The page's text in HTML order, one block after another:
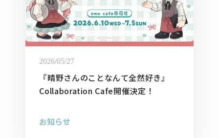
2026/05/27
『晴野さんのことなんて全然好き』
Collaboration Cafe開催決定！
お知らせ